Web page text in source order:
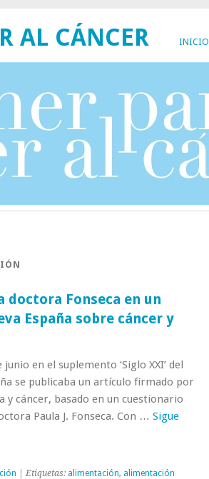
INICIO
AL CÁNCER
doctora Fonseca en un
España sobre cáncer y
en el suplemento ‘Siglo XXI’ del
se publicaba un artículo firmado por
y cáncer, basado en un cuestionario
Paula J. Fonseca. Con … Sigue
| Etiquetas: alimentación, alimentación